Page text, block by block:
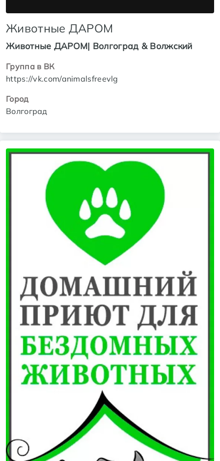
Животные ДАРОМ
Животные ДАРОМ| Волгоград & Волжский
Группа в ВК
https://vk.com/animalsfreevlg
Город
Волгоград